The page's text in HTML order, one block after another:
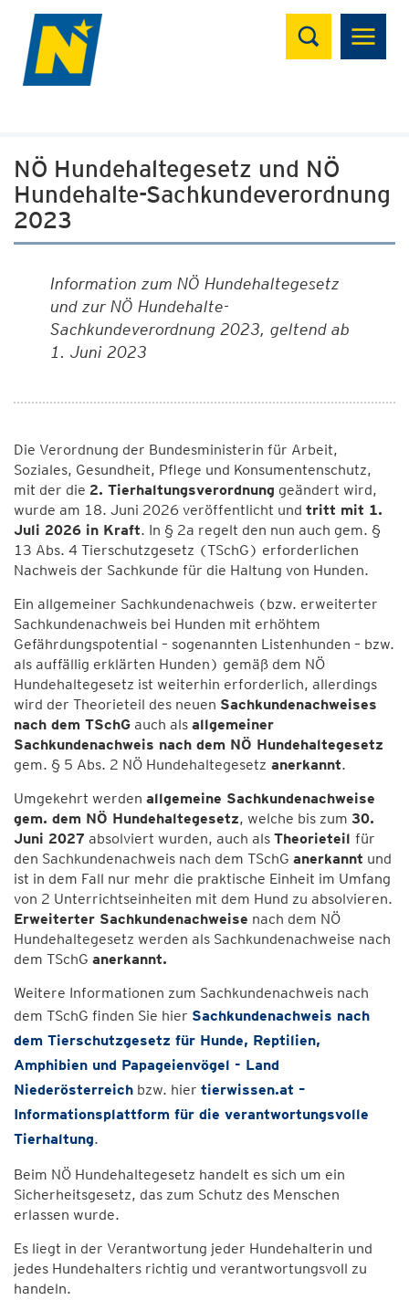
Suchen
NÖ Hundehaltegesetz und NÖ
Hundehalte-Sachkundeverordnung
2023
Information zum NÖ Hundehaltegesetz
und zur NÖ Hundehalte-
Sachkundeverordnung 2023, geltend ab
1. Juni 2023
Die Verordnung der Bundesministerin für Arbeit,
Soziales, Gesundheit, Pflege und Konsumentenschutz,
mit der die 2. Tierhaltungsverordnung geändert wird,
wurde am 18. Juni 2026 veröffentlicht und tritt mit 1.
Juli 2026 in Kraft. In § 2a regelt den nun auch gem. §
13 Abs. 4 Tierschutzgesetz (TSchG) erforderlichen
Nachweis der Sachkunde für die Haltung von Hunden.
Ein allgemeiner Sachkundenachweis (bzw. erweiterter
Sachkundenachweis bei Hunden mit erhöhtem
Gefährdungspotential – sogenannten Listenhunden – bzw.
als auffällig erklärten Hunden) gemäß dem NÖ
Hundehaltegesetz ist weiterhin erforderlich, allerdings
wird der Theorieteil des neuen Sachkundenachweises
nach dem TSchG auch als allgemeiner
Sachkundenachweis nach dem NÖ Hundehaltegesetz
gem. § 5 Abs. 2 NÖ Hundehaltegesetz anerkannt.
Umgekehrt werden allgemeine Sachkundenachweise
gem. dem NÖ Hundehaltegesetz, welche bis zum 30.
Juni 2027 absolviert wurden, auch als Theorieteil für
den Sachkundenachweis nach dem TSchG anerkannt und
ist in dem Fall nur mehr die praktische Einheit im Umfang
von 2 Unterrichtseinheiten mit dem Hund zu absolvieren.
Erweiterter Sachkundenachweise nach dem NÖ
Hundehaltegesetz werden als Sachkundenachweise nach
dem TSchG anerkannt.
Weitere Informationen zum Sachkundenachweis nach
dem TSchG finden Sie hier Sachkundenachweis nach
dem Tierschutzgesetz für Hunde, Reptilien,
Amphibien und Papageienvögel - Land
Niederösterreich bzw. hier tierwissen.at –
Informationsplattform für die verantwortungs­volle
Tierhaltung.
Beim NÖ Hundehaltegesetz handelt es sich um ein
Sicherheitsgesetz, das zum Schutz des Menschen
erlassen wurde.
Es liegt in der Verantwortung jeder Hundehalterin und
jedes Hundehalters richtig und verantwortungsvoll zu
handeln.